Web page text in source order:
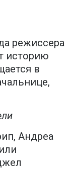
режиссера
историю
в
Андреа